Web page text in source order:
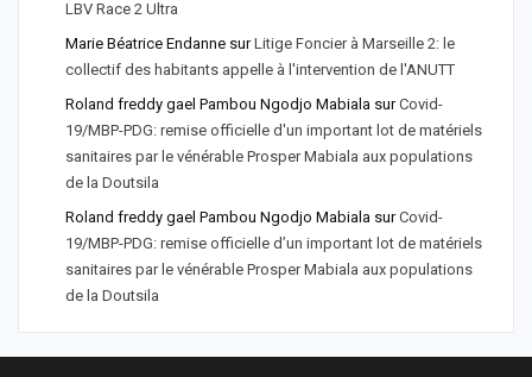
LBV Race 2 Ultra
Marie Béatrice Endanne surLitige Foncier à Marseille 2: le
collectif des habitants appelle à l'intervention de l'ANUTT
Roland freddy gael Pambou Ngodjo Mabiala surCovid-
19/MBP-PDG: remise officielle d'un important lot de matériels
sanitaires par le vénérable Prosper Mabiala aux populations
de la Doutsila
Roland freddy gael Pambou Ngodjo Mabiala surCovid-
19/MBP-PDG: remise officielle d’un important lot de matériels
sanitaires par le vénérable Prosper Mabiala aux populations
de la Doutsila